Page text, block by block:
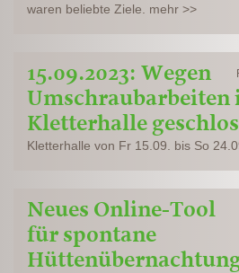
waren beliebte Ziele. mehr >>
15.09.2023: Wegen
Umschraubarbeiten
Kletterhalle
Kletterhalle von Fr 15.09. bis So
Neues Online-Tool
für spontane